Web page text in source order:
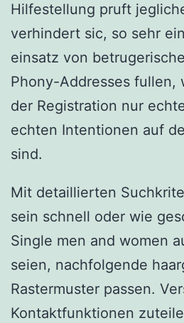
Hilfestellung pruft
verhindert sic, so sehr
einsatz von
Phony-Addresses fullen,
der Registration nur
echten Intentionen auf
sind.
Mit detaillierten
sein schnell oder wie
Single men and women
seien, nachfolgende
Rastermuster passen.
Kontaktfunktionen